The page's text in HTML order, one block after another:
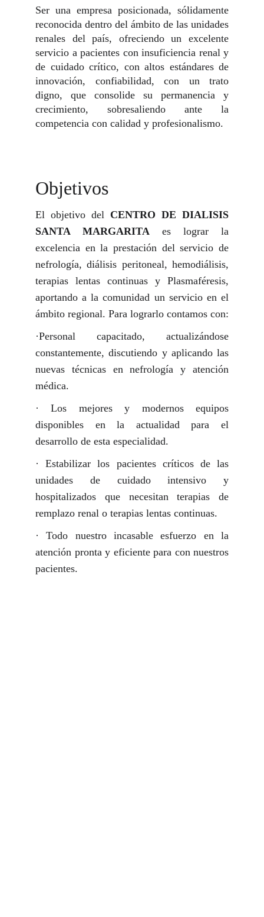
Ser una empresa posicionada, sólidamente
reconocida dentro del ámbito de las unidades
renales del país, ofreciendo un excelente
servicio a pacientes con insuficiencia renal y
de cuidado crítico, con altos estándares de
innovación, confiabilidad, con un trato
digno, que consolide su permanencia y
crecimiento, sobresaliendo ante la
competencia con calidad y profesionalismo.
Objetivos
El objetivo del CENTRO DE DIALISIS
SANTA MARGARITA es lograr la
excelencia en la prestación del servicio de
nefrología, diálisis peritoneal, hemodiálisis,
terapias lentas continuas y Plasmaféresis,
aportando a la comunidad un servicio en el
ámbito regional. Para lograrlo contamos con:
·Personal capacitado, actualizándose
constantemente, discutiendo y aplicando las
nuevas técnicas en nefrología y atención
médica.
· Los mejores y modernos equipos
disponibles en la actualidad para el
desarrollo de esta especialidad.
· Estabilizar los pacientes críticos de las
unidades de cuidado intensivo y
hospitalizados que necesitan terapias de
remplazo renal o terapias lentas continuas.
· Todo nuestro incasable esfuerzo en la
atención pronta y eficiente para con nuestros
pacientes.